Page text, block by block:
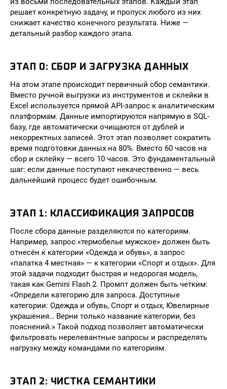
решает конкретную задачу, и пропуск любого из них
снижает качество конечного результата. Ниже —
детальный разбор каждого этапа.
ЭТАП 0: СБОР И ЗАГРУЗКА ДАННЫХ
На этом этапе происходит первичный сбор семантики.
Вместо ручной выгрузки из инструментов и склейки в
Excel используется прямой API-запрос к аналитическим
платформам. Данные импортируются напрямую в SQL-
базу, где автоматически очищаются от дублей и
некорректных записей. Этот этап позволяет сократить
время подготовки данных на 80%. Вместо 60 часов на
сбор и склейку — всего 10 часов. Это фундаментальный
шаг: если данные поступают некачественно — весь
дальнейший процесс будет ошибочным.
ЭТАП 1: КЛАССИФИКАЦИЯ ЗАПРОСОВ
После сбора данные разделяются по категориям.
Например, запрос «термобелье мужское» должен быть
отнесён к категории «Одежда и обувь», а запрос
«палатка 4 местная» — к категории «Спорт и отдых». Для
этой задачи подходит быстрая и недорогая модель,
такая как Gemini Flash 2. Промпт должен быть четким:
«Определи категорию для запроса. Доступные
категории: Одежда и обувь, Спорт и отдых, Ювелирные
украшения… Верни только название категории, без
пояснений.» Такой подход позволяет автоматически
фильтровать нерелевантные запросы и распределять
нагрузку между командами по категориям.
ЭТАП 2: ЧИСТКА СЕМАНТИКИ